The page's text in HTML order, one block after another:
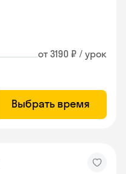
от 3190 ₽ / урок
Выбрать время